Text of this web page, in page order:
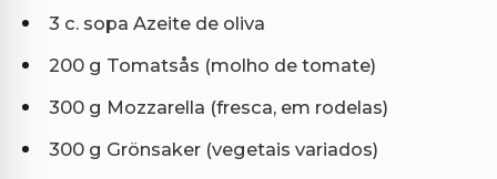
3 c. sopa Azeite de oliva
200 g Tomatsås (molho de tomate)
300 g Mozzarella (fresca, em rodelas)
300 g Grönsaker (vegetais variados)